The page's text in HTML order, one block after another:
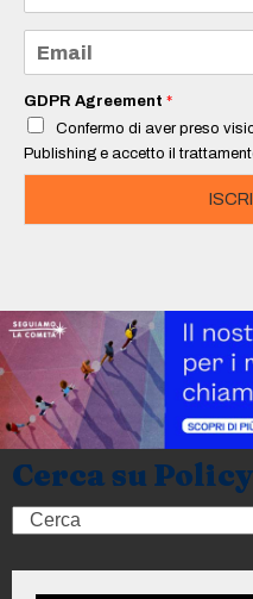
m
e
a
i
*
GDPR Agreement *
Confermo di aver preso
Publishing e accetto il
Cerca su
Search